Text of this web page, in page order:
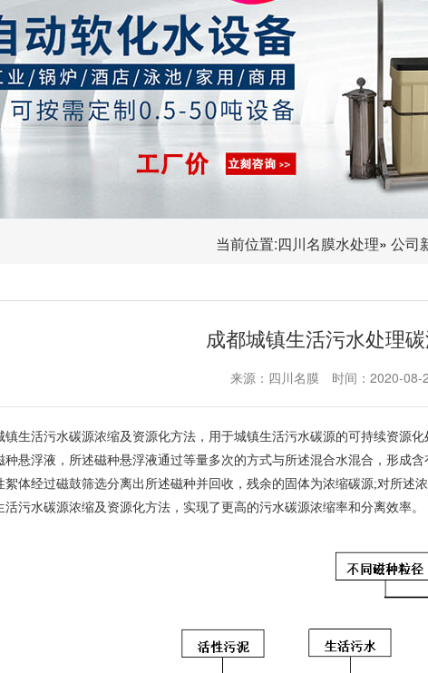
当前位置:四川名膜水处理» 公司
成都城镇生活污水处理
来源：四川名膜 时间：2020-08-
镇生活污水碳源浓缩及资源化方法，用于城镇生活污水碳源的可持续资源
种悬浮液，所述磁种悬浮液通过等量多次的方式与所述混合水混合，形成
絮体经过磁鼓筛选分离出所述磁种并回收，残余的固体为浓缩碳源;对所述
活污水碳源浓缩及资源化方法，实现了更高的污水碳源浓缩率和分离效率。